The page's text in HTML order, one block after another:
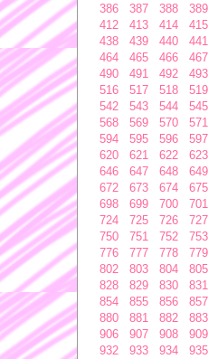
386
387 388 389
412
413 414 415
438
439 440 441
464
465 466 467
490
491 492 493
516
517 518 519
542
543 544 545
568
569 570 571
594
595 596 597
620
621 622 623
646
647 648 649
672
673 674 675
698
699 700 701
724
725 726 727
750
751 752 753
776
777 778 779
802
803 804 805
828
829 830 831
854
855 856 857
880
881 882 883
906
907 908 909
932
933 934 935